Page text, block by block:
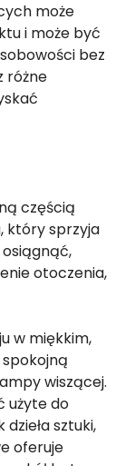
może
i może być
bez
różne
częścią
który sprzyja
otoczenia,
w miękkim,
wiszącej.
użyte do
sztuki,
oferuje